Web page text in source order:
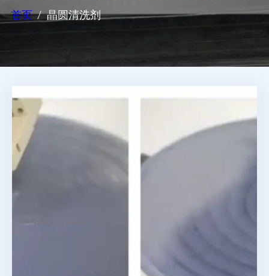
首页 晶圆清洗剂